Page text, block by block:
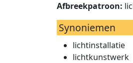
Afbreekpatroon:
Synoniemen
lichtinstallatie
lichtkunstwerk